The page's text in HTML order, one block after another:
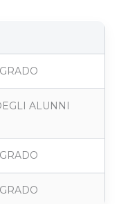
ALUNNI